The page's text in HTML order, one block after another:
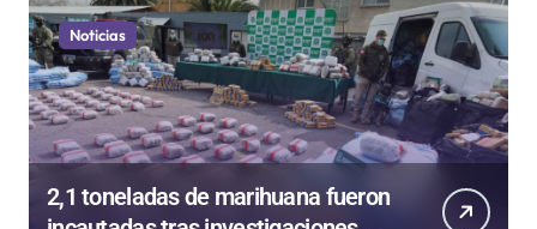
Noticias
2,1 toneladas de marihuana fueron